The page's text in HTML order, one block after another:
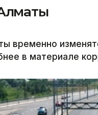
временно
в материале